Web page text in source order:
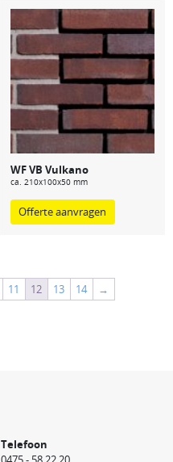
WF VB Vulkano
ca. 210x100x50 mm
Offerte aanvragen
11 12 13 14 →
Telefoon